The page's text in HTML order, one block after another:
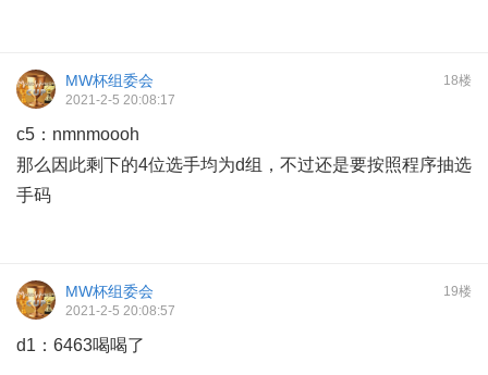
18楼
MW杯组委会
2021-2-5 20:08:17
c5：nmnmoooh
那么因此剩下的4位选手均为d组，不过还是要按照程序抽选
手码
19楼
MW杯组委会
2021-2-5 20:08:57
d1：6463喝喝了